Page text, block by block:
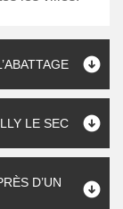
LE SEC
D’UN